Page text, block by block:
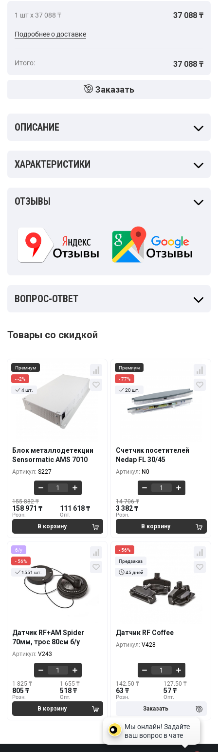
1 шт х 37 088 ₸ 37 088 ₸
Подробнее о доставке
Итого: 37 088 ₸
Заказать
ОПИСАНИЕ
ХАРАКТЕРИСТИКИ
ОТЗЫВЫ
ВОПРОС-ОТВЕТ
Товары со скидкой
Премиум
- -2%
4 шт.
Блок металлодетекции
Sensormatic AMS 7010
Артикул: S227
Розн.
155 882 ₸
158 971 ₸
Опт.
111 618 ₸
Кол-во За 1 шт.
155 882 ₸
126 471 ₸
Премиум
- 77%
20 шт.
Счетчик посетителей
Nedap FL 30/45
Артикул: N0
Розн.
14 706 ₸
3 382 ₸
Кол-во За 1 шт.
б/у
- 56%
1551 шт.
Датчик RF+AM Spider
70мм, трос 80см б/у
Артикул: V243
Розн.
1 825 ₸
805 ₸
Опт.
1 655 ₸
518 ₸
Кол-во За 1 шт.
1 825 ₸
1 720 ₸
- 56%
Предзаказ
45 дней
Датчик RF Coffee
Артикул: V428
Розн.
142.50 ₸
63 ₸
Опт.
127.50 ₸
57 ₸
За 1 шт.
142.50 ₸
10000+